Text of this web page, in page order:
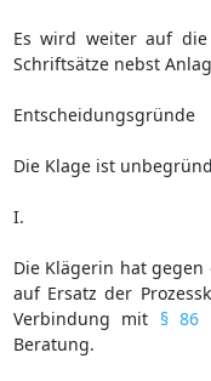
Es wird weiter auf die
Schriftsätze nebst
Entscheidungsgründe
Die Klage ist
I.
Die Klägerin hat gegen
auf Ersatz der
Verbindung mit § 86
Beratung.